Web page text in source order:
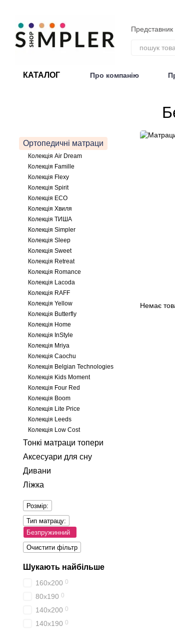
КАТАЛОГ Про компанію
Немає
Ортопедичні матраци
Колекція Air Dream
Колекція Famille
Колекція Flexy
Колекція Spirit
Колекція ECO
Колекція Хвиля
Колекція ТИША
Колекція Simpler
Колекція Sleep
Колекція Sweet
Колекція Retreat
Колекція Romance
Колекція Lacoda
Колекція RAFF
Колекція Yellow
Колекція Butterfly
Колекція Home
Колекція InStyle
Колекція Mriya
Колекція Caochu
Колекція Belgian Technologies
Колекція Kids Moment
Колекція Four Red
Колекція Boom
Колекція Lite Price
Колекція Leeds
Колекція Low Cost
Тонкі матраци топери
Аксесуари для сну
Дивани
Ліжка
Розмір:
Тип матрацу:
Безпружинний
Очистити фільтр
Шукають найбільше
160х200 0
80x190 0
140х200 0
140х190 0